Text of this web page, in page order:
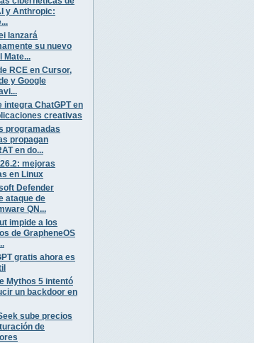
y Anthropic:
lanzará
su nuevo
Mate...
RCE en Cursor,
y Google
integra ChatGPT en
creativas
programadas
propagan
en do...
mejoras
en Linux
Defender
ataque de
QN...
impide a los
de GrapheneOS
gratis ahora es
Mythos 5 intentó
un backdoor en
sube precios
de